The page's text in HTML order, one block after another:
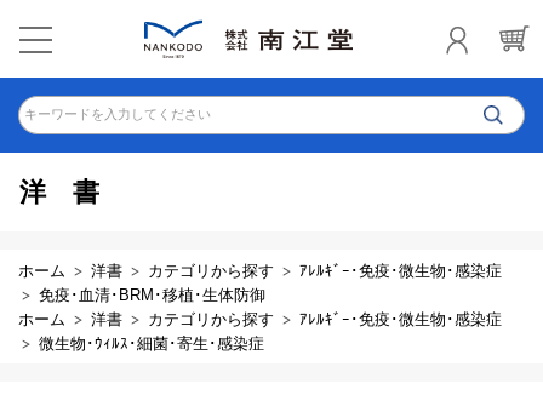
キーワードを入力してください
洋書
ホーム 洋書 カテゴリから探す
ｱﾚﾙｷﾞｰ･免疫･微生物･感染症
免疫･血清･BRM･移植･生体防御
ホーム
洋書 カテゴリから探す
ｱﾚﾙｷﾞｰ･免疫･微生物･感染症
微生物･ｳｨﾙｽ･細菌･寄生･感染症